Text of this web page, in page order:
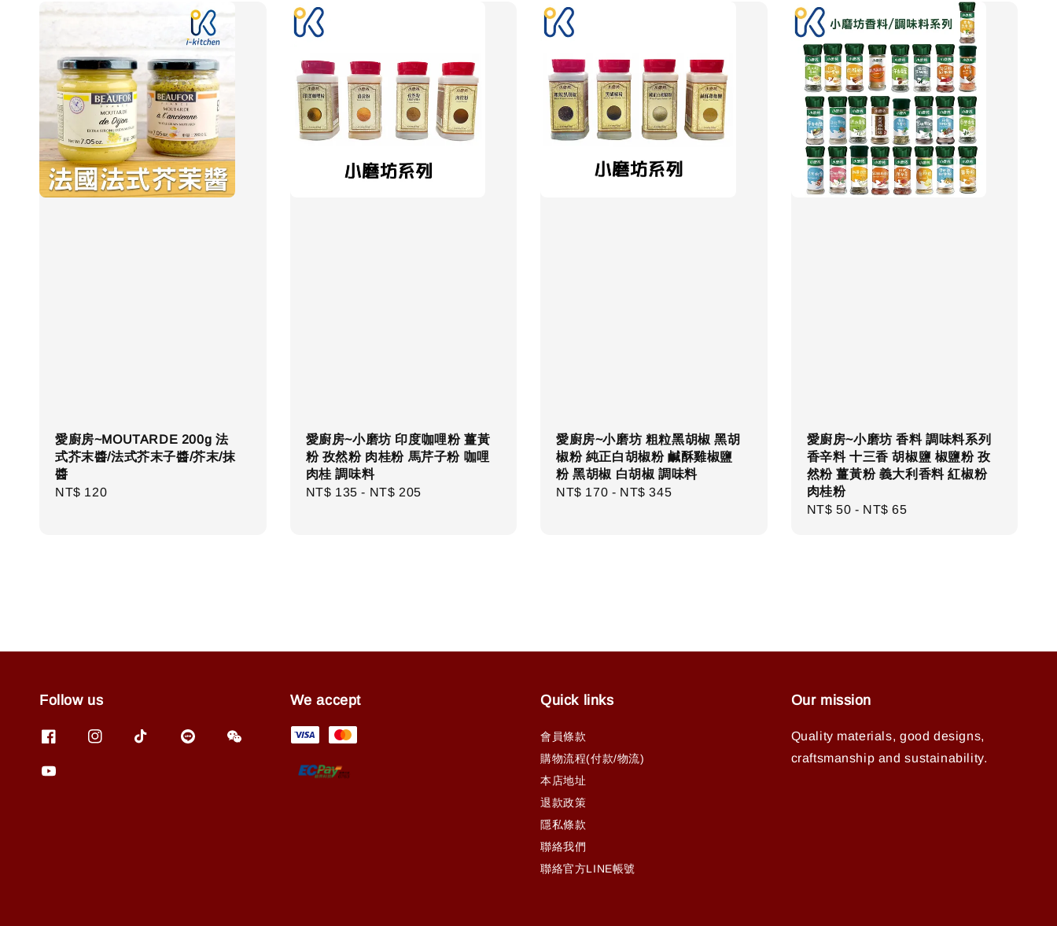
愛廚房~MOUTARDE 200g 法
式芥末醬/法式芥末子醬/芥末/抹
醬
Regular
NT$ 120
愛廚房~小磨坊 印度咖哩粉 薑黃
粉 孜然粉 肉桂粉 馬芹子粉 咖哩
肉桂 調味料
Regular
NT$ 135 - NT$ 205
愛廚房~小磨坊 粗粒黑胡椒 黑胡
椒粉 純正白胡椒粉 鹹酥雞椒鹽
粉 黑胡椒 白胡椒 調味料
Regular
NT$ 170 - NT$ 345
愛廚房~小磨坊 香料 調味料系列
香辛料 十三香 胡椒鹽 椒鹽粉 孜
然粉 薑黃粉 義大利香料 紅椒粉
肉桂粉
Regular
NT$ 50 - NT$ 65
Follow us We accept Quick links
會員條款
購物流程(付款/物流)
本店地址
退款政策
隱私條款
聯絡我們
聯絡官方LINE帳號
Our mission
Quality materials, good designs,
craftsmanship and sustainability.